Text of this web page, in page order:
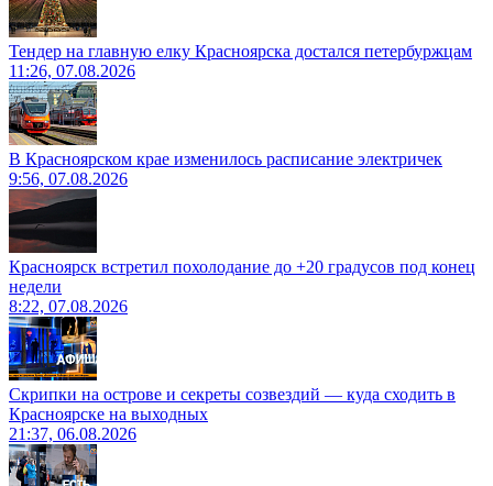
Тендер на главную елку Красноярска достался петербуржцам
11:26, 07.08.2026
В Красноярском крае изменилось расписание электричек
9:56, 07.08.2026
Красноярск встретил похолодание до +20 градусов под конец
недели
8:22, 07.08.2026
Скрипки на острове и секреты созвездий — куда сходить в
Красноярске на выходных
21:37, 06.08.2026